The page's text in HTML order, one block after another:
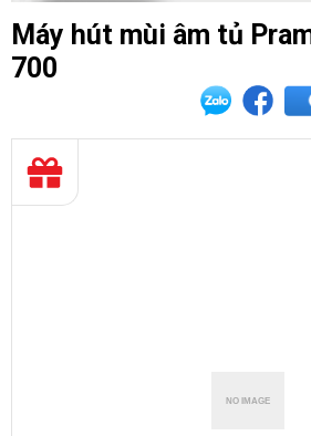
Máy hút mùi âm tủ
700